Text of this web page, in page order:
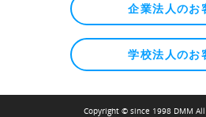
企業法人のお
学校法人のお
Copyright © since 1998 DMM All